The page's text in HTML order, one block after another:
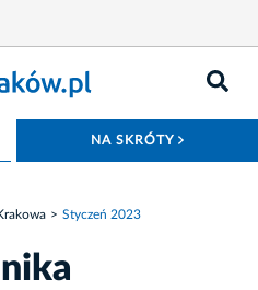
NA SKRÓTY
Styczeń 2023